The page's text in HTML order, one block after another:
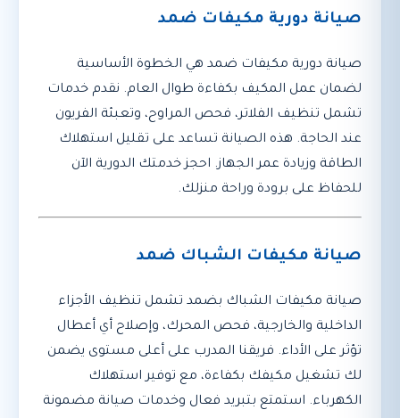
صيانة دورية مكيفات ضمد
صيانة دورية مكيفات ضمد هي الخطوة الأساسية
لضمان عمل المكيف بكفاءة طوال العام. نقدم خدمات
تشمل تنظيف الفلاتر، فحص المراوح، وتعبئة الفريون
عند الحاجة. هذه الصيانة تساعد على تقليل استهلاك
الطاقة وزيادة عمر الجهاز. احجز خدمتك الدورية الآن
للحفاظ على برودة وراحة منزلك.
صيانة مكيفات الشباك ضمد
صيانة مكيفات الشباك بضمد تشمل تنظيف الأجزاء
الداخلية والخارجية، فحص المحرك، وإصلاح أي أعطال
تؤثر على الأداء. فريقنا المدرب على أعلى مستوى يضمن
لك تشغيل مكيفك بكفاءة، مع توفير استهلاك
الكهرباء. استمتع بتبريد فعال وخدمات صيانة مضمونة